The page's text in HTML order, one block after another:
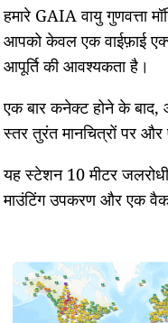
हमारे GAIA वायु गुणवत्ता
आपको केवल एक वाईफ़ाई
आपूर्ति की आवश्यकता है।
एक बार कनेक्ट होने के
स्तर तुरंत मानचित्रों पर
यह स्टेशन 10 मीटर
माउंटिंग उपकरण और एक